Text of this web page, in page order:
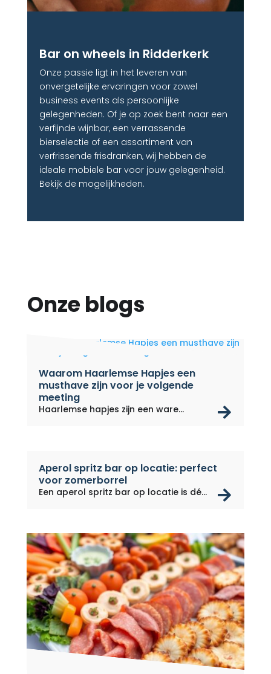
Bar on wheels in Ridderkerk
Onze passie ligt in het leveren van
onvergetelijke ervaringen voor zowel
business events als persoonlijke
gelegenheden. Of je op zoek bent naar een
verfijnde wijnbar, een verrassende
bierselectie of een assortiment van
verfrissende frisdranken, wij hebben de
ideale mobiele bar voor jouw gelegenheid.
Bekijk de mogelijkheden.
Onze blogs
Waarom Haarlemse Hapjes een
musthave zijn voor je volgende
meeting
Haarlemse hapjes zijn een ware...
Aperol spritz bar op locatie: perfect
voor zomerborrel
Een aperol spritz bar op locatie is dé...